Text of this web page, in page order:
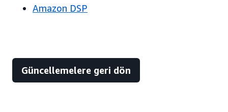
Amazon DSP
Güncellemelere geri dön